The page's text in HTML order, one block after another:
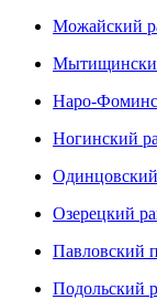
Можайский
Наро-
Ногинский
Озерецкий
Павловский
Подольский